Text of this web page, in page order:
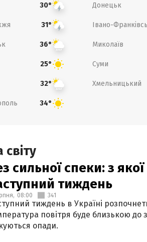
30° Донецьк
31° Івано-
36° Миколаїв
25° Суми
32° Хмельницький
34°
сильної спеки: з
тиждень
08:00 341
тиждень в Україні
повітря буде близькою до
опади.